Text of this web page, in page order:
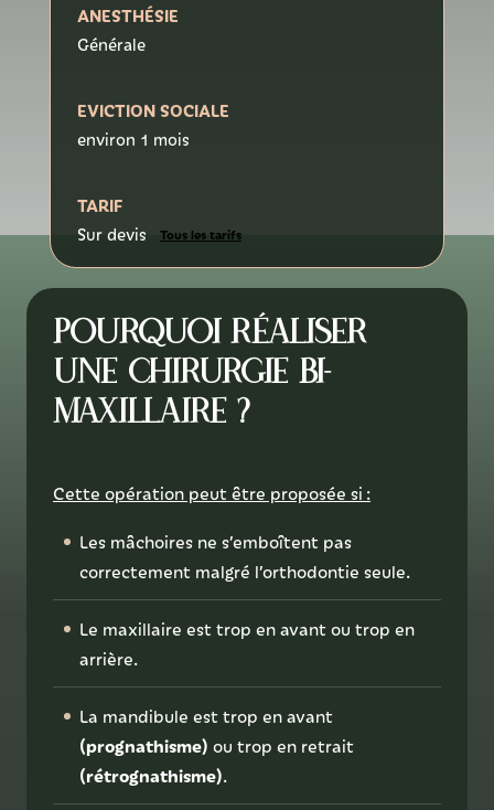
ANESTHÉSIE
Générale
EVICTION SOCIALE
environ 1 mois
TARIF
Sur devis Tous les tarifs
Pourquoi réaliser
une chirurgie bi-
maxillaire ?
Cette opération peut être proposée si :
Les mâchoires ne s’emboîtent pas
correctement malgré l’orthodontie seule.
Le maxillaire est trop en avant ou trop en
arrière.
La mandibule est trop en avant
(prognathisme) ou trop en retrait
(rétrognathisme).